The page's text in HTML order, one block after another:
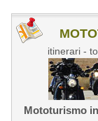
itinerari -
Mototurismo